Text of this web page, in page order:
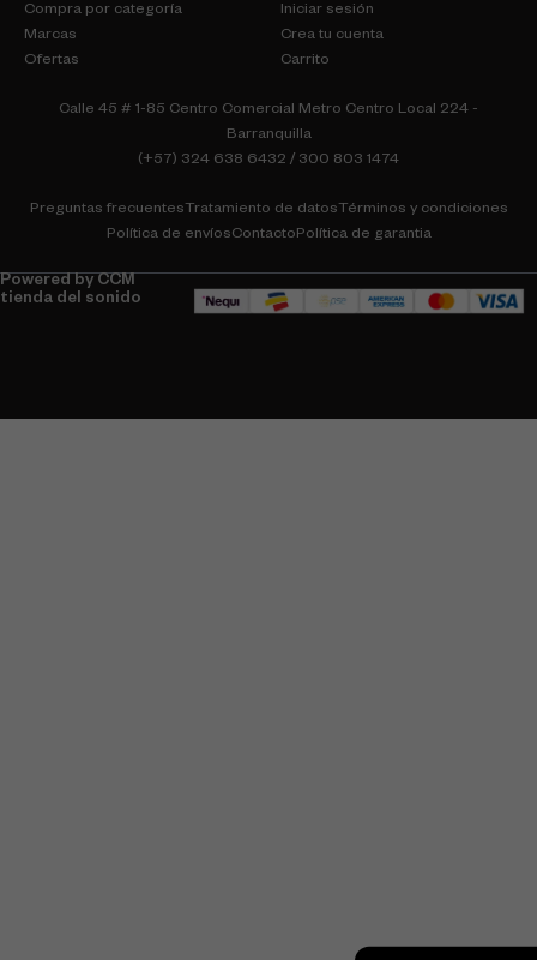
Compra por categoría
Marcas
Ofertas
Iniciar sesión
Crea tu cuenta
Carrito
Calle 45 # 1-85 Centro Comercial Metro Centro Local 224 -
Barranquilla
(+57) 324 638 6432 / 300 803 1474
Preguntas frecuentesTratamiento de datosTérminos y condiciones
Política de envíosContactoPolítica de garantia
Powered by CCM
tienda del sonido